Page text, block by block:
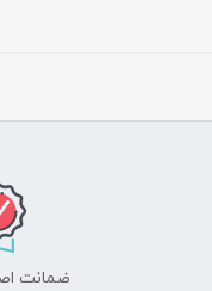
ضمانت